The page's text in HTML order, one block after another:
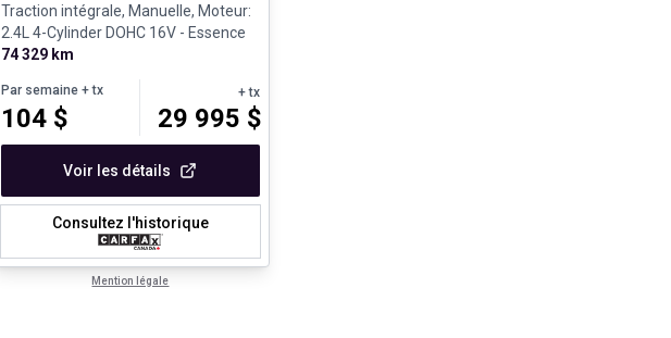
Traction intégrale, Manuelle, Moteur:
2.4L 4-Cylinder DOHC 16V - Essence
74 329 km
Par semaine+ tx
104 $
+ tx
29 995 $
Voir les détails
Consultez l'historique
Mention légale